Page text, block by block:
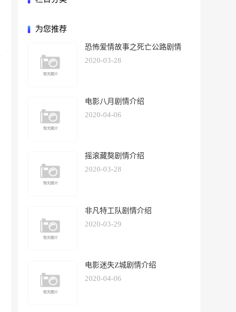
为您推荐
恐怖爱情故事之死亡公路剧情
2020-03-28
电影八月剧情介绍
2020-04-06
摇滚藏獒剧情介绍
2020-03-28
非凡特工队剧情介绍
2020-03-29
电影迷失Z城剧情介绍
2020-04-06